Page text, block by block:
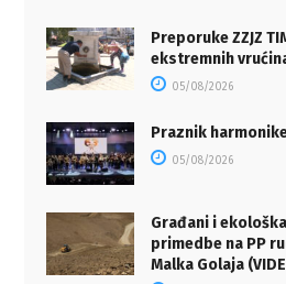
Preporuke ZZJZ
ekstremnih
05/08/2026
Praznik
05/08/2026
Građani i
primedbe na PP
Malka Golaja